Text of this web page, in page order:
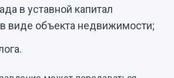
в уставной капитал
виде объекта недвижимости;